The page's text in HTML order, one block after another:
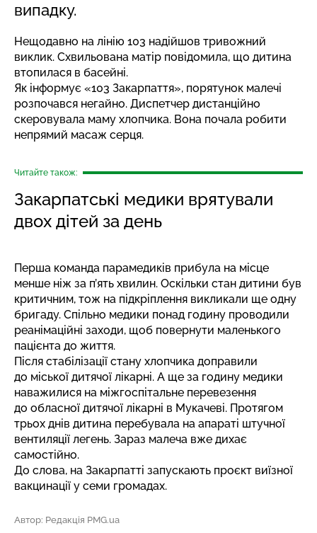
випадку.
Нещодавно на лінію 103 надійшов тривожний
виклик. Схвильована матір повідомила, що дитина
втопилася в басейні.
Як інформує «103 Закарпаття», порятунок малечі
розпочався негайно. Диспетчер дистанційно
скеровувала маму хлопчика. Вона почала робити
непрямий масаж серця.
Читайте також:
Закарпатські медики врятували
двох дітей за день
Перша команда парамедиків прибула на місце
менше ніж за п’ять хвилин. Оскільки стан дитини був
критичним, тож на підкріплення викликали ще одну
бригаду. Спільно медики понад годину проводили
реанімаційні заходи, щоб повернути маленького
пацієнта до життя.
Після стабілізації стану хлопчика доправили
до міської дитячої лікарні. А ще за годину медики
наважилися на міжгоспітальне перевезення
до обласної дитячої лікарні в Мукачеві. Протягом
трьох днів дитина перебувала на апараті штучної
вентиляції легень. Зараз малеча вже дихає
самостійно.
До слова, на Закарпатті запускають проєкт виїзної
вакцинації у семи громадах.
Автор: Редакція PMG.ua